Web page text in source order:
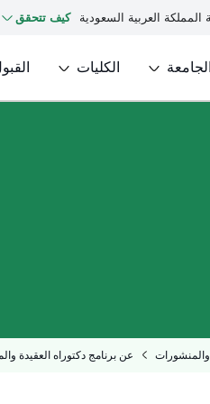
العربية السعودية كيف تتحقق
الجامعة الكليات
عن برنامج دكتوراه العقيدة